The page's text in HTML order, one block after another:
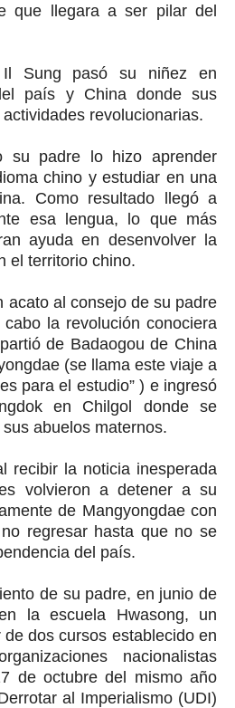
que llegara a ser pilar del
Sung pasó su niñez en
país y China donde sus
revolucionarias.
su padre lo hizo aprender
chino y estudiar en una
Como resultado llegó a
esa lengua, lo que más
ayuda en desenvolver la
el territorio chino.
acato al consejo de su padre
la revolución conociera
de Badaogou de China
(se llama este viaje a
para el estudio” ) e ingresó
en Chilgol donde se
abuelos maternos.
recibir la noticia inesperada
volvieron a detener a su
de Mangyongdae con
regresar hasta que no se
del país.
de su padre, en junio de
la escuela Hwasong, un
dos cursos establecido en
nacionalistas
de octubre del mismo año
al Imperialismo (UDI)